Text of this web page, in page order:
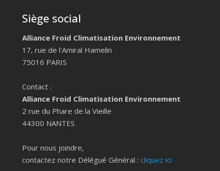
Siège social
Alliance Froid Climatisation Environnement
17, rue de l'Amiral Hamelin
75016 PARIS
Contact :
Alliance Froid Climatisation Environnement
2 rue du Phare de la Vieille
44300 NANTES
Pour nous joindre,
contactez notre Délégué Général : cliquez ici